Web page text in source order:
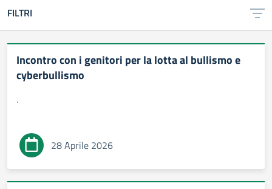
FILTRI
Incontro con i genitori per la lotta al bullismo e
cyberbullismo
.
28 Aprile 2026